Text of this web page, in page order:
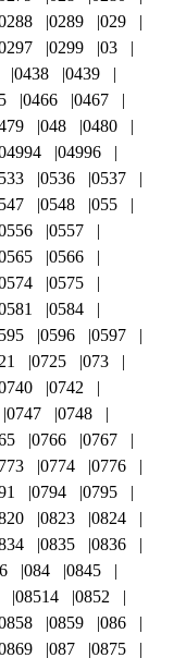
0289
029
0299
03
0438
0439
0466
0467
048
0480
04996
0536
0537
0548
055
0557
0566
0575
0584
0596
0597
0725
073
0742
0747
0748
0766
0767
0774
0776
0794
0795
0823
0824
0835
0836
084
0845
08514
0852
0859
086
087
0875